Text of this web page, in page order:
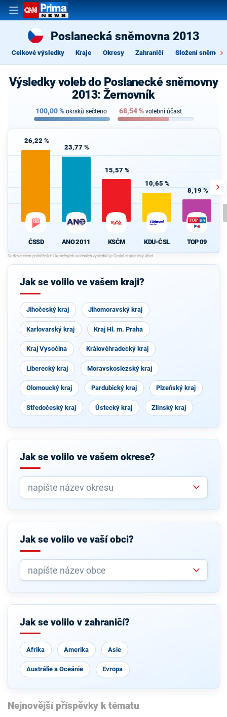
Poslanecká sněmovna 2013
Celkové výsledky Kraje Okresy Zahraničí Složení
Výsledky voleb do Poslanecké sněmovny
2013: Žernovník
100,00% okrsků sečteno 68,54% volební účast
26,22 %
ČSSD
23,77 %
ANO 2011
15,57 %
KSČM
10,65 %
KDU-ČSL
8,19 %
TOP 09
Jak se volilo ve vašem kraji?
Jihočeský kraj Jihomoravský kraj
Karlovarský kraj Kraj Hl. m. Praha
Kraj Vysočina Královéhradecký kraj
Liberecký kraj Moravskoslezský kraj
Olomoucký kraj Pardubický kraj Plzeňský kraj
Středočeský kraj Ústecký kraj Zlínský kraj
Jak se volilo ve vašem okrese?
Jak se volilo ve vaší obci?
Jak se volilo v zahraničí?
Afrika Amerika Asie
Austrálie a Oceánie Evropa
Nejnovější příspěvky k tématu